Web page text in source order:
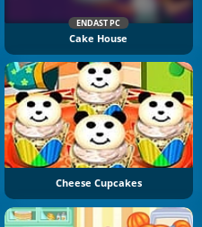
ENDAST PC
Cake House
Cheese Cupcakes